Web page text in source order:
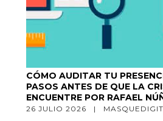
CÓMO AUDITAR TU
PASOS ANTES DE QUE LA
ENCUENTRE POR RAFAEL
26 JULIO 2026   |